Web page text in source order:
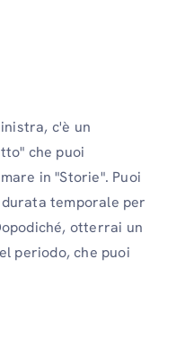
c'è un
che puoi
in "Storie". Puoi
temporale per
otterrai un
periodo, che puoi